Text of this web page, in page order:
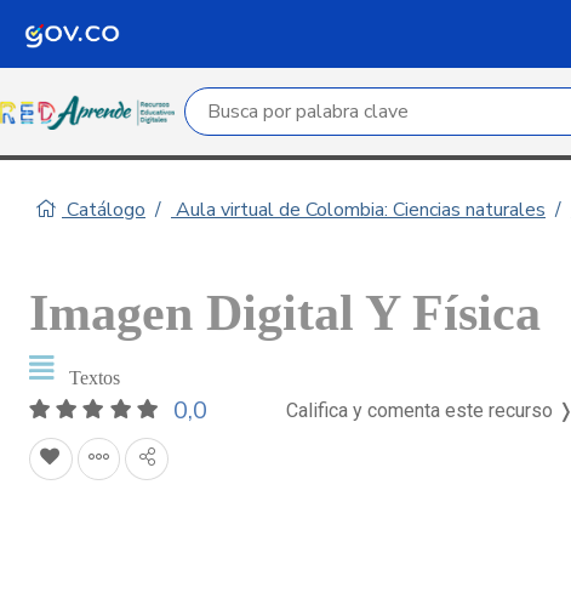
Campo de búsqueda por palabra clave
Catálogo Aula virtual de Colombia: Ciencias naturales
Imagen Digital Y Física
Textos
0,0 Califica y comenta este recurso ❭